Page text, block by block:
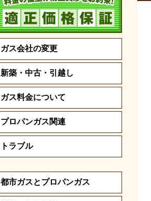
ガス会社の変更
新築・中古・引越し
ガス料金について
プロパンガス関連
トラブル
都市ガスとプロパンガス